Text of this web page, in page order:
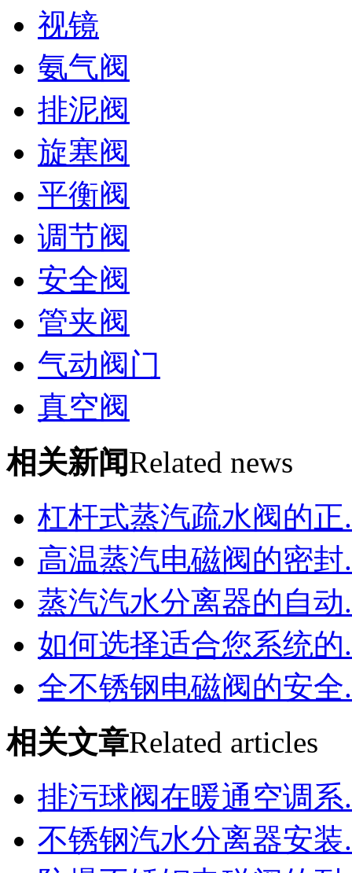
视镜
氨气阀
排泥阀
旋塞阀
平衡阀
调节阀
安全阀
管夹阀
气动阀门
真空阀
相关新闻Related news
杠杆式蒸汽疏水阀的正
高温蒸汽电磁阀的密封
蒸汽汽水分离器的自动
如何选择适合您系统的
全不锈钢电磁阀的安全
相关文章Related articles
排污球阀在暖通空调系
不锈钢汽水分离器安装